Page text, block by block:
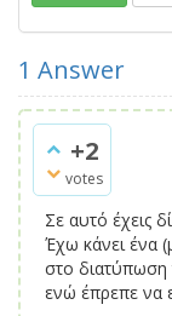
1 Answer
+2
votes
Σε αυτό έχεις
Έχω κάνει ένα
στο διατύπωση
ενώ έπρεπε να